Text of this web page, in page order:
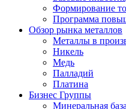
Формирование
Программа
Обзор рынка металлов
Металлы в
Никель
Медь
Палладий
Платина
Бизнес Группы
Минеральная база